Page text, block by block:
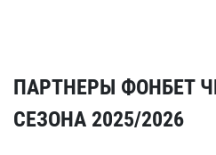
ПАРТНЕРЫ ФОНБЕТ
СЕЗОНА 2025/2026